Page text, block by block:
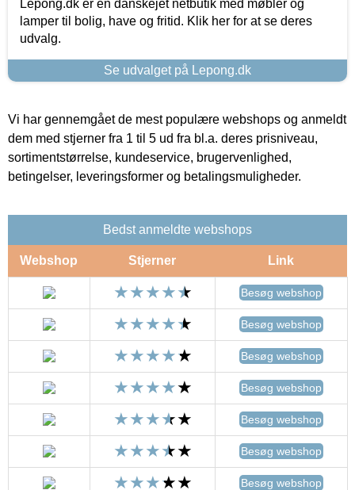
Lepong.dk er en danskejet netbutik med møbler og
lamper til bolig, have og fritid. Klik her for at se deres
udvalg.
Se udvalget på Lepong.dk
Vi har gennemgået de mest populære webshops og anmeldt
dem med stjerner fra 1 til 5 ud fra bl.a. deres prisniveau,
sortimentstørrelse, kundeservice, brugervenlighed,
betingelser, leveringsformer og betalingsmuligheder.
Bedst anmeldte webshops
Webshop Stjerner Link
Besøg webshop
Besøg webshop
Besøg webshop
Besøg webshop
Besøg webshop
Besøg webshop
Besøg webshop